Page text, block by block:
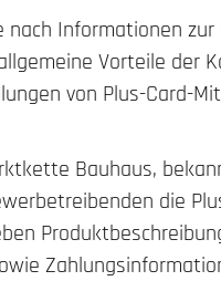
nach Informationen
Vorteile der
von Plus-Card-
Bauhaus,
die